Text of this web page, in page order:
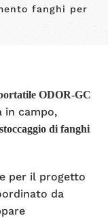
fanghi per
ODOR-GC
in campo,
di fanghi
per il progetto
da